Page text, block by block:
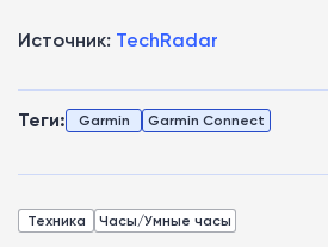
Источник: TechRadar
Теги: Garmin Garmin Connect
Техника Часы/Умные часы